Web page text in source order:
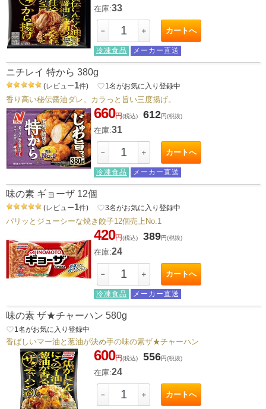
在庫:33
－ ＋ カートへ
冷凍食品 メーカー直送
ニチレイ 特から 380g
(レビュー1件) favorite_border1 名がお気に入り登録中
香り高い秘伝醤油ダレ。カラっと旨い三度揚げ。
660円(税込) 612円(税抜)
在庫:31
－ ＋ カートへ
冷凍食品 メーカー直送
味の素 ギョーザ 12個
(レビュー1件) favorite_border3名がお気に入り登録中
パリッとジューシーな焼き餃子12個売上No.1
420円(税込) 389円(税抜)
在庫:24
－ ＋ カートへ
冷凍食品 メーカー直送
味の素 ザ★チャーハン 580g
favorite_border1 名がお気に入り登録中
香ばしいマー油と葱油が決め手の味の素ザ★チャーハン
600円(税込) 556円(税抜)
在庫:24
－ ＋ カートへ